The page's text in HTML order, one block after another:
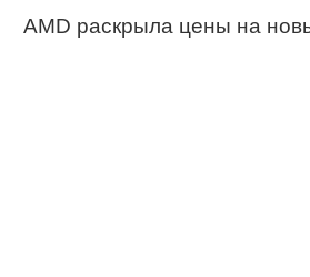
AMD раскрыла цены на